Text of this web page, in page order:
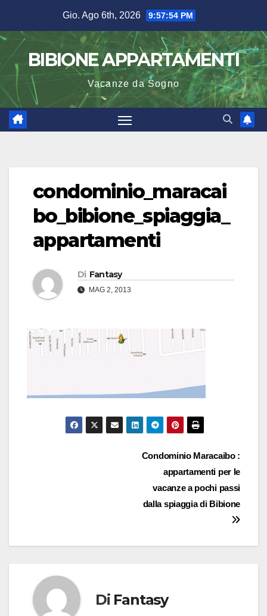
contenuto
Gio. Ago 6th, 2026 9:57:55 PM
BIBIONE APPARTAMENTI
Vacanze da Sogno
condominio_maracai
bo_bibione_spiaggia_
appartamenti
Di Fantasy
MAG 2, 2013
Condominio Maracaibo :
appartamenti per le
vacanze a pochi passi
dalla spiaggia di Bibione
Di Fantasy